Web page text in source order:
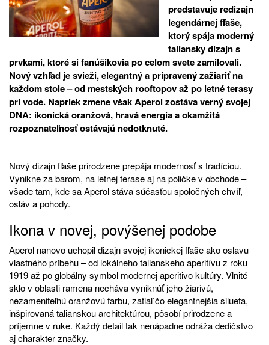
predstavuje redizajn
legendárnej fľaše,
ktorý spája moderný
taliansky dizajn s
prvkami, ktoré si fanúšikovia po celom svete zamilovali.
Nový vzhľad je svieži, elegantný a pripravený zažiariť na
každom stole – od mestských rooftopov až po letné terasy
pri vode. Napriek zmene však Aperol zostáva verný svojej
DNA: ikonická oranžová, hravá energia a okamžitá
rozpoznateľnosť ostávajú nedotknuté.
Nový dizajn fľaše prirodzene prepája modernosť s tradíciou.
Vynikne za barom, na letnej terase aj na poličke v obchode –
všade tam, kde sa Aperol stáva súčasťou spoločných chvíľ,
osláv a pohody.
Ikona v novej, povýšenej podobe
Aperol nanovo uchopil dizajn svojej ikonickej fľaše ako oslavu
vlastného príbehu – od lokálneho talianskeho aperitívu z roku
1919 až po globálny symbol modernej aperitivo kultúry. Vlnité
sklo v oblasti ramena necháva vyniknúť jeho žiarivú,
nezameniteľnú oranžovú farbu, zatiaľ čo elegantnejšia silueta,
inšpirovaná talianskou architektúrou, pôsobí prirodzene a
príjemne v ruke. Každý detail tak nenápadne odráža dedičstvo
aj charakter značky.